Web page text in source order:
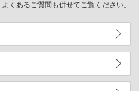
くあるご質問も併せてご覧ください。